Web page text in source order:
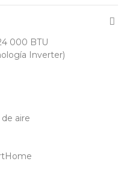
000 BTU
Inverter)
aire